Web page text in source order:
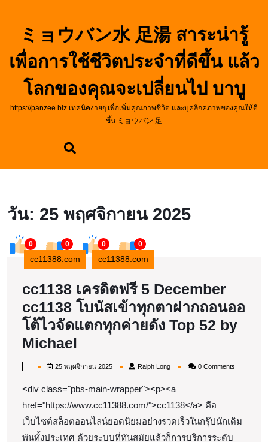
contentミョウバン水 足湯 สาระน่ารู้
เพื่อการใช้ชีวิตประจำที่ดีขึ้น แล้ว
โลกของคุณจะเปลี่ยนไป บาบู
https://panzee.biz เทคนิคง่ายๆ เพื่อเพิ่มคุณภาพชีวิต และบุคลิกคภาพของคุณให้ดี
ขึ้น ミョウバン 足
วัน: 25 พฤศจิกายน 2025
0 0 0 0
cc11388.com cc11388.com
cc1138 เครดิตฟรี 5 December
cc1138 โบนัสเข้าทุกตาฝากถอนออ
โต้ไวจัดแตกทุกค่ายดัง Top 52 by
Michael
เครดิต
5
December
cc1138
25 พฤศจิกายน 202525
Ralph LongRalph
0 Comments
<div class="pbs-main-wrapper"><p><a
href="https://www.cc11388.com/">cc1138</a> คือ
เว็บไซต์สล็อตออนไลน์ยอดนิยมอย่างรวดเร็วในกรุ๊ปนักเดิม
พันทั้งประเทศ ด้วยระบบที่ทันสมัยแล้วก็การบริการระดับ